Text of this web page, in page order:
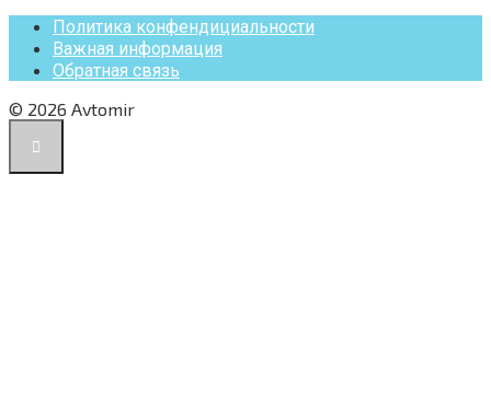
Политика конфендициальности
Важная информация
Обратная связь
© 2026 Avtomir